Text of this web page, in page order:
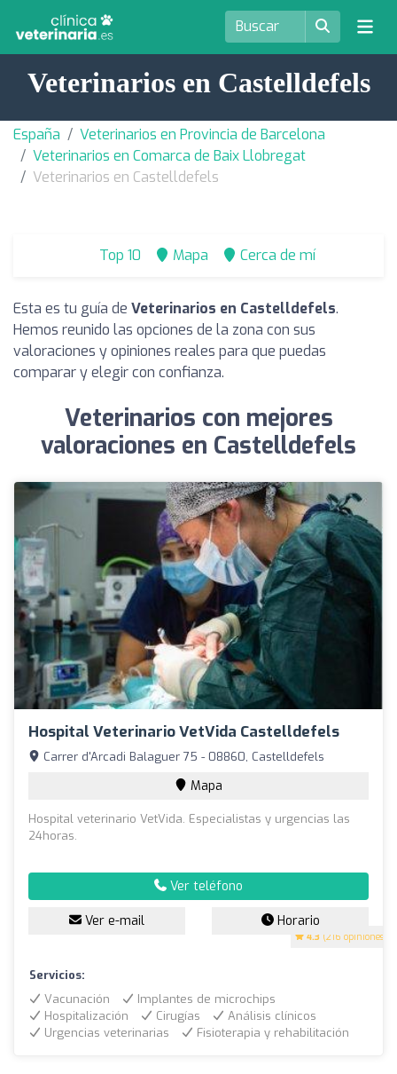
Veterinarios en Castelldefels
España
Veterinarios en Provincia de Barcelona
Veterinarios en Comarca de Baix Llobregat
Veterinarios en Castelldefels
Top 10 Mapa Cerca de mí
Esta es tu guía de Veterinarios en Castelldefels.
Hemos reunido las opciones de la zona con sus
valoraciones y opiniones reales para que puedas
comparar y elegir con confianza.
Veterinarios con mejores
valoraciones en Castelldefels
Hospital Veterinario VetVida Castelldefels
4.3 (216 opiniones)
Carrer d'Arcadi Balaguer 75 - 08860, Castelldefels
Mapa
Hospital veterinario VetVida. Especialistas y urgencias las
24horas.
Ver teléfono
Ver e-mail Horario
Servicios:
Vacunación
Implantes de microchips
Hospitalización
Cirugías
Análisis clínicos
Urgencias veterinarias
Fisioterapia y rehabilitación